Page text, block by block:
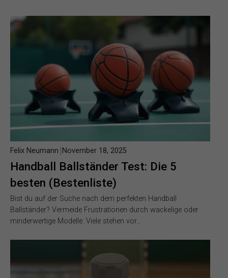
Handball Ballständer Test: Die 5
besten (Bestenliste)
Felix Neumann November 18, 2025
Bist du auf der Suche nach dem perfekten Handball
Ballständer? Vermeide Frustrationen durch wackelige oder
minderwertige Modelle. Viele stehen vor…